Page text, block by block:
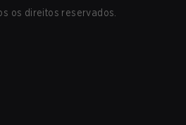
os direitos reservados.